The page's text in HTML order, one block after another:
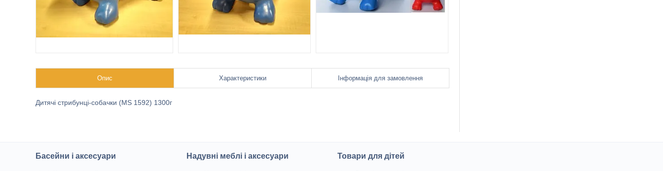
Опис Характеристики Інформація для замовлення
Дитячі стрибунці-собачки (MS 1592) 1300г
Басейни і аксесуари Надувні меблі і аксесуари Товари для дітей